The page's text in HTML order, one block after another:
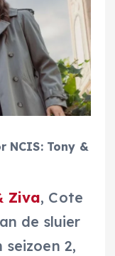
NCIS: Tony &
Ziva, Cote
de sluier
2,